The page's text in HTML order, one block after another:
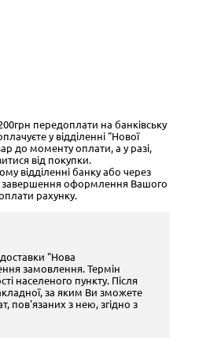
передоплати на банківську
у відділенні "Нової
до моменту оплати, а у разі,
від покупки.
відділенні банку або через
завершення оформлення Вашого
рахунку.
"Нова
замовлення. Термін
населеного пункту. Після
за яким Ви зможете
пов'язаних з нею, згідно з